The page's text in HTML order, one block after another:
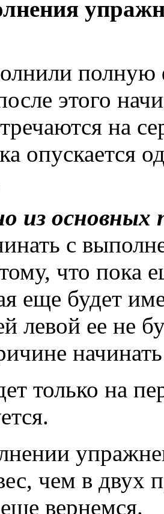
полную
этого
на
опускается
из основных
с
что пока
еще будет
левой ее не
только на
чем в двух
вернемся.